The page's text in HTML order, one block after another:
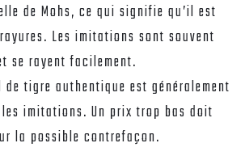
de Mohs, ce qui signifie qu’il est
Les imitations sont souvent
se rayent facilement.
de tigre authentique est généralement
imitations. Un prix trop bas doit
la possible contrefaçon.